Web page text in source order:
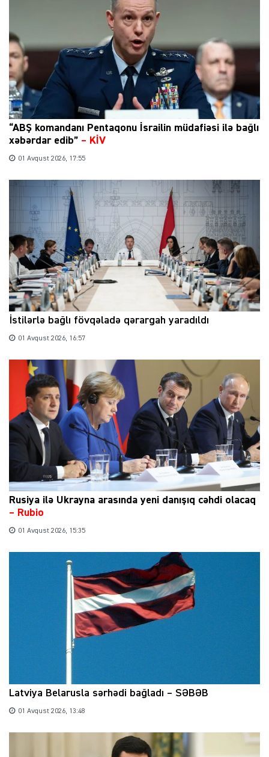
“ABŞ komandanı Pentaqonu İsrailin müdafiəsi ilə bağlı
xəbərdar edib” – KİV
01 Avqust 2026, 17:55
İstilərlə bağlı fövqəladə qərargah yaradıldı
01 Avqust 2026, 16:57
Rusiya ilə Ukrayna arasında yeni danışıq cəhdi olacaq
– Rubio
01 Avqust 2026, 15:35
Latviya Belarusla sərhədi bağladı – SƏBƏB
01 Avqust 2026, 13:48